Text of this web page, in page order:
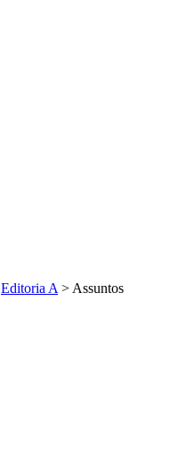
Editoria A > Assuntos